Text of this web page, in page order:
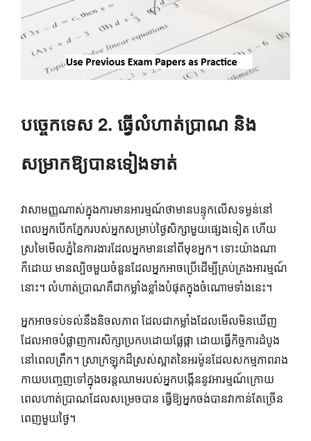
បច្ចេកទេស 2. ធ្វើលំហាត់ប្រាណ និង
សម្រាកឱ្យបានទៀងទាត់
វាសាមញ្ញណាស់ក្នុងការមានអារម្មណ៍ថាមានបន្ទុកលើសទម្ងន់នៅ
ពេលអ្នកបើកភ្នែករបស់អ្នកសម្រាប់ថ្ងៃសិក្សាមួយផ្សេងទៀត ហើយ
ស្រមៃមើលភ្នំនៃការងារដែលអ្នកមាននៅពីមុខអ្នក។ ទោះយ៉ាងណា
ក៏ដោយ មានល្បិចមួយចំនួនដែលអ្នកអាចប្រើដើម្បីគ្រប់គ្រងអារម្មណ៍
នោះ។ លំហាត់ប្រាណគឺជាកម្លាំងខ្លាំងបំផុតក្នុងចំណោមទាំងនេះ។
អ្នកអាចទប់ទល់នឹងនិចលភាព ដែលជាកម្លាំងដែលមើលមិនឃើញ
ដែលអាចបំផ្លាញការសិក្សាប្រកបដោយផ្លែផ្កា ដោយធ្វើកិច្ចការដំបូង
នៅពេលព្រឹក។ ស្រាក្រឡុកដ៏ស្រស់ស្អាតនៃអរម៉ូនដែលសកម្មភាពរាង
កាយបញ្ចេញទៅក្នុងចរន្តឈាមរបស់អ្នកបង្កើននូវអារម្មណ៍ក្រោយ
ពេលហាត់ប្រាណដែលសម្រេចបាន ធ្វើឱ្យអ្នកចង់បានវាកាន់តែច្រើន
ពេញមួយថ្ងៃ។